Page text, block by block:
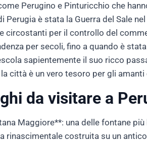
Perugino e Pinturicchio che
Perugia è stata la Guerra del Sale
circostanti per il controllo del
per secoli, fino a quando è
sapientemente il suo ricco
città è un vero tesoro per gli
da visitare a
Maggiore**: una delle fontane
rinascimentale costruita su un